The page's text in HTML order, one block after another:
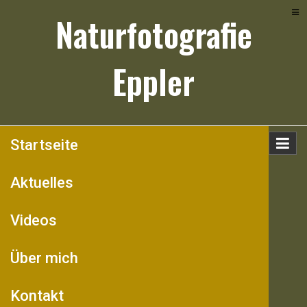
Naturfotografie
Eppler
Startseite
Aktuelles
Videos
Über mich
Kontakt